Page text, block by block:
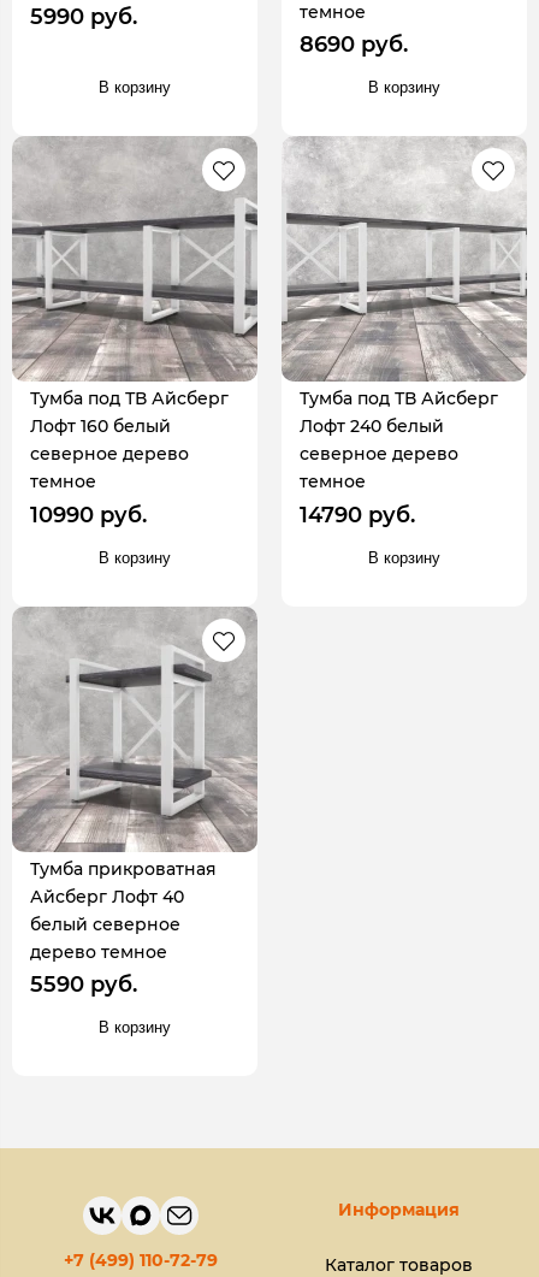
5990 руб.
В корзину
темное
8690 руб.
В корзину
Тумба под ТВ Айсберг
Лофт 160 белый
северное дерево
темное
10990 руб.
В корзину
Тумба под ТВ Айсберг
Лофт 240 белый
северное дерево
темное
14790 руб.
В корзину
Тумба прикроватная
Айсберг Лофт 40
белый северное
дерево темное
5590 руб.
В корзину
+7 (499) 110-72-79
Информация
Каталог товаров